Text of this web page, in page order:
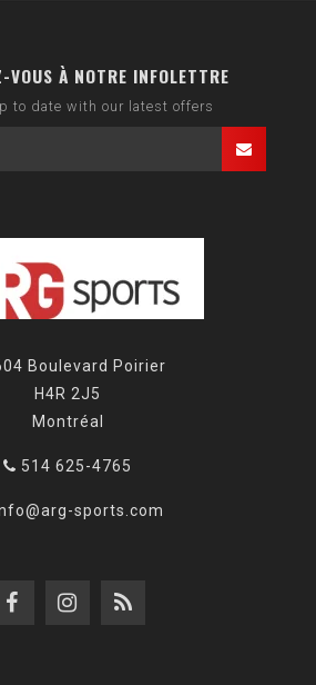
VOUS À NOTRE INFOLETTRE
to date with our latest offers
Boulevard Poirier
H4R 2J5
Montréal
514 625-4765
sports.com